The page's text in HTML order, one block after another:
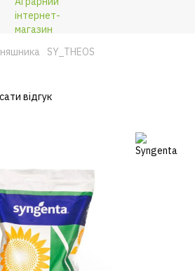
SY_THEOS
відгук